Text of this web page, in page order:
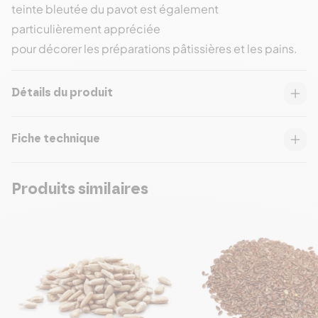
teinte bleutée du pavot est également
particulièrement appréciée
pour décorer les préparations pâtissières et les pains.
Détails du produit
Fiche technique
Produits similaires